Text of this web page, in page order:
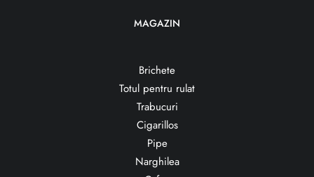
MAGAZIN
Brichete
Totul pentru rulat
Trabucuri
Cigarillos
Pipe
Narghilea